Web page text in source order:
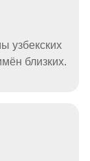
узбекских
близких.